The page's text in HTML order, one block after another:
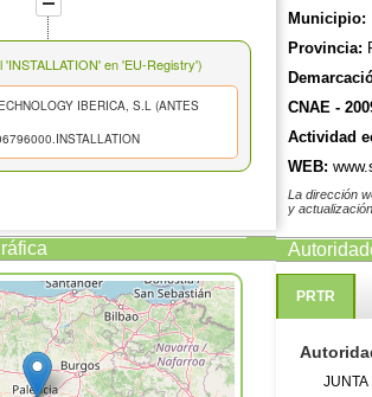
'INSTALLATION' en 'EU-Registry')
IBERICA, S.L (ANTES
Municipio:
Provincia:
CNAE -
Actividad
WEB:
La dirección
y
PRTR
JUNTA